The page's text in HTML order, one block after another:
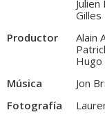
Gilles
Productor
Alain
Hugo
Música
Jon
Fotografía